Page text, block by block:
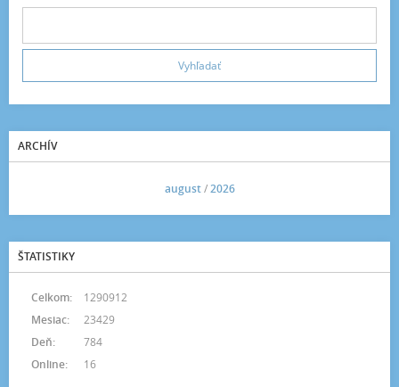
ARCHÍV
august/2026
ŠTATISTIKY
Online: 16
Celkom:
1290912
Mesiac:
23429
Deň:
784